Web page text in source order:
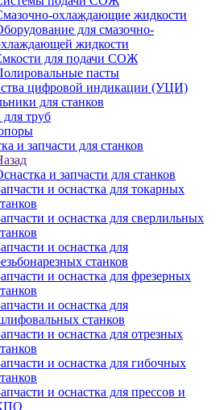
охлаждающие жидкости
для смазочно-
жидкости
для подачи СОЖ
пасты
цифровой индикации (УЦИ)
для станков
труб
и запчасти для станков
и запчасти для станков
и оснастка для токарных
и оснастка для сверлильных
и оснастка для
станков
и оснастка для фрезерных
и оснастка для
станков
и оснастка для отрезных
и оснастка для гибочных
и оснастка для прессов и